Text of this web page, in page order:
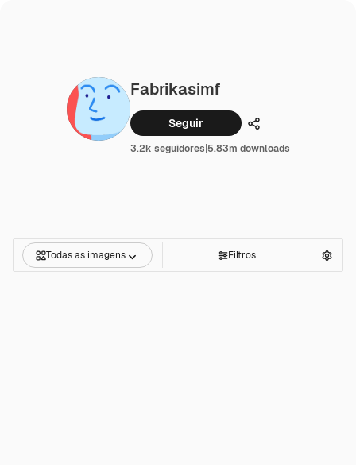
Fabrikasimf
Seguir Compartilhar
3.2k seguidores|5.83m downloads
Todas as imagens Filtros